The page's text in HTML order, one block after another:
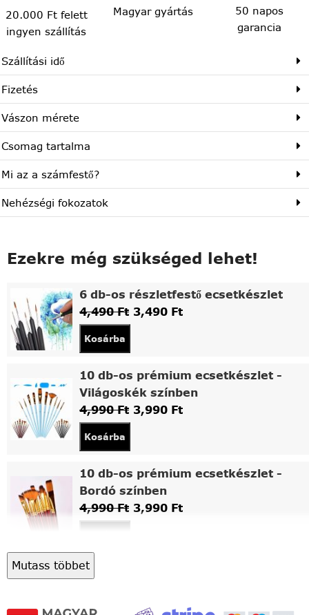
20.000 Ft felett
ingyen szállítás
Magyar gyártás
50 napos
garancia
Szállítási idő
Fizetés
Vászon mérete
Csomag tartalma
Mi az a számfestő?
Nehézségi fokozatok
Ezekre még szükséged lehet!
6 db-os részletfestő ecsetkészlet
4,490Ft 3,490 Ft
Kosárba
10 db-os prémium ecsetkészlet -
Világoskék színben
4,990Ft 3,990 Ft
Kosárba
10 db-os prémium ecsetkészlet -
Bordó színben
4,990Ft 3,990 Ft
Asztali fa festőállvány
Mutass többet